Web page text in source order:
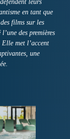
leurs
en tant que
films sur les
des premières
Elle met l’accent
une